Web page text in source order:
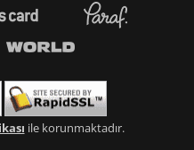
ile korunmaktadır.